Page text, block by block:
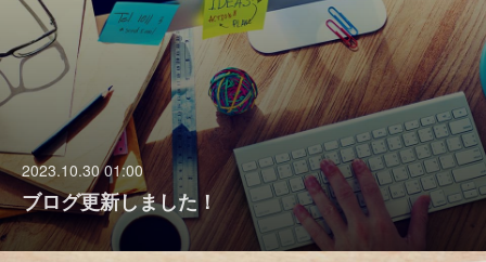
2023.10.30 01:00
ブログ更新しました！